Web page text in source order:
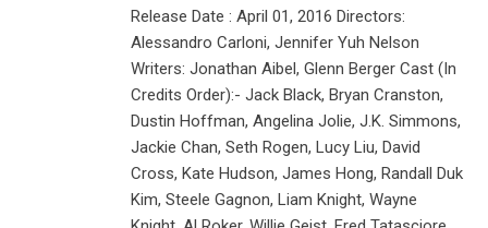
Release Date : April 01, 2016 Directors:
Alessandro Carloni, Jennifer Yuh Nelson
Writers: Jonathan Aibel, Glenn Berger Cast (In
Credits Order):- Jack Black, Bryan Cranston,
Dustin Hoffman, Angelina Jolie, J.K. Simmons,
Jackie Chan, Seth Rogen, Lucy Liu, David
Cross, Kate Hudson, James Hong, Randall Duk
Kim, Steele Gagnon, Liam Knight, Wayne